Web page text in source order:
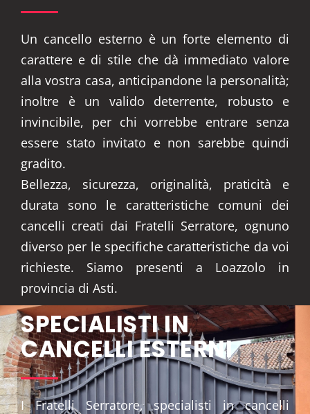
Un cancello esterno è un forte elemento di
carattere e di stile che dà immediato valore
alla vostra casa, anticipandone la personalità;
inoltre è un valido deterrente, robusto e
invincibile, per chi vorrebbe entrare senza
essere stato invitato e non sarebbe quindi
gradito.
Bellezza, sicurezza, originalità, praticità e
durata sono le caratteristiche comuni dei
cancelli creati dai Fratelli Serratore, ognuno
diverso per le specifiche caratteristiche da voi
richieste. Siamo presenti a Loazzolo in
provincia di Asti.
SPECIALISTI IN
CANCELLI ESTERNI
I Fratelli Serratore, specialisti in cancelli